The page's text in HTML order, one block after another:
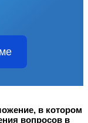
в котором
вопросов в